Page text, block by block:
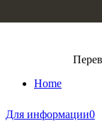
Home
Для информации0